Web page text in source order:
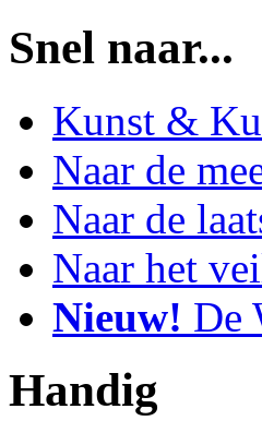
Snel naar...
Kunst &
Naar de
Naar de
Naar het
Nieuw! De
Handig